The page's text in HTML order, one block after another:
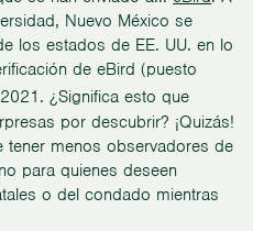
Nuevo México se
los estados de EE. UU. en lo
de eBird (puesto
¿Significa esto que
por descubrir? ¡Quizás!
tener menos observadores de
para quienes deseen
o del condado mientras